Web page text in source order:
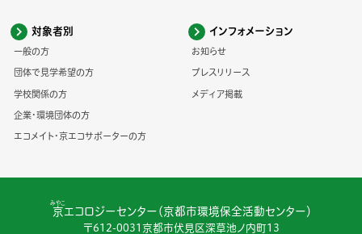
対象者別
一般の方
団体で見学希望の方
学校関係の方
企業・環境団体の方
エコメイト・京エコサポーターの方
インフォメーション
お知らせ
プレスリリース
メディア掲載
京
みやこ
エコロジーセンター（京都市環境保全活動センター）
〒612-0031京都市伏見区深草池ノ内町13